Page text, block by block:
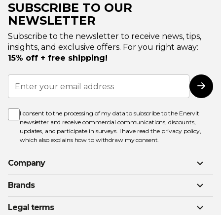
SUBSCRIBE TO OUR
NEWSLETTER
Subscribe to the newsletter to receive news, tips,
insights, and exclusive offers. For you right away:
15% off + free shipping!
Sign
Up
for
Newsletter:
I consent to the processing of my data to subscribe to the Enervit
newsletter and receive commercial communications, discounts,
updates, and participate in surveys. I have read the privacy policy,
which also explains how to withdraw my consent.
Company
Brands
Legal terms